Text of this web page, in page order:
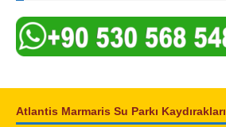
Atlantis Marmaris Su Parkı Kaydırakları